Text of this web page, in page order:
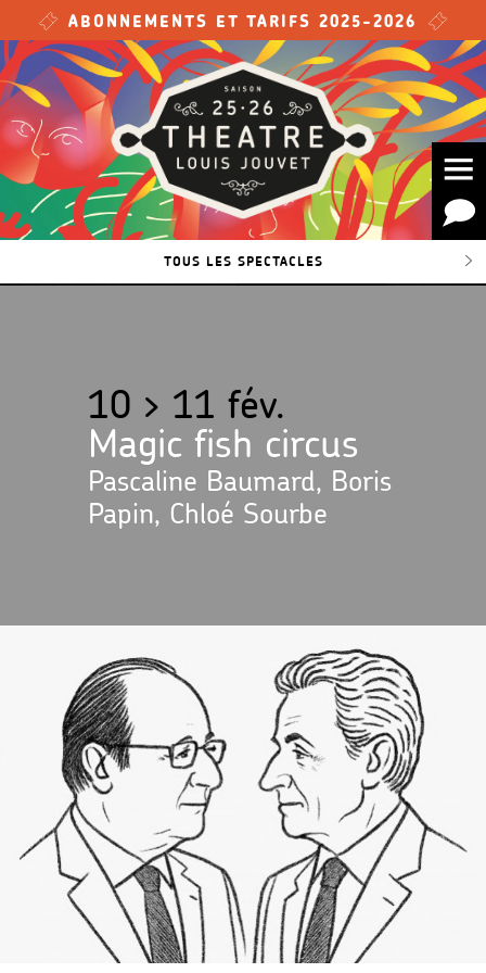
Skip to main content
ABONNEMENTS ET TARIFS 2025-2026
TOUS LES SPECTACLES
10 > 11 fév.
Magic fish circus
Pascaline Baumard, Boris
Papin, Chloé Sourbe